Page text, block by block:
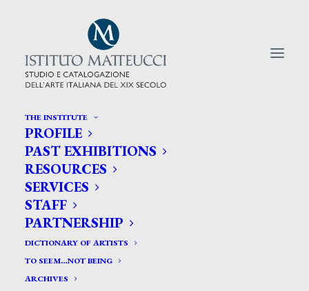
THE INSTITUTE
PROFILE
PAST EXHIBITIONS
RESOURCES
SERVICES
STAFF
PARTNERSHIP
DICTIONARY OF ARTISTS
TO SEEM…NOT BEING
ARCHIVES
CERCA TRA GLI ARTISTI:
Search
for: